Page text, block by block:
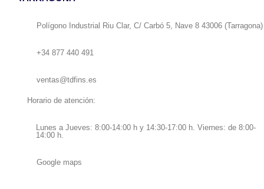
Polígono Industrial Riu Clar, C/ Carbó 5, Nave 8 43006 (Tarragona)
+34 877 440 491
ventas@tdfins.es
Horario de atención:
Lunes a Jueves: 8:00-14:00 h y 14:30-17:00 h. Viernes: de 8:00-
14:00 h.
Google maps